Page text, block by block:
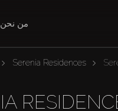
من نحن
Serenia Residences